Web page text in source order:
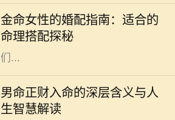
金命女性的婚配指南：适合的
命理搭配探秘
泛用于分析一个人的命运。在这些命
理中，五行是极其重要的概念。金命
女性，象征着坚韧、果敢与智慧，她
们...
男命正财入命的深层含义与人
生智慧解读
在中国传统命理学中，命理的组合和
分析无不与八字密切相关。对于男命
而言，正财的入命，不仅是财富的象
征，更深层次上反映了一个人的人生